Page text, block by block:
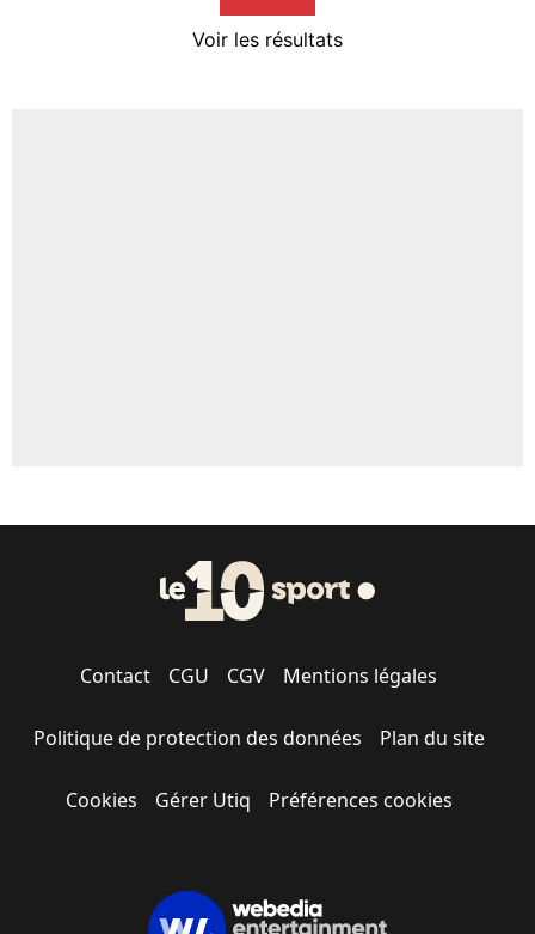
Voir les résultats
Contact CGU CGV Mentions légales
Politique de protection des données Plan du site
Cookies Gérer Utiq Préférences cookies